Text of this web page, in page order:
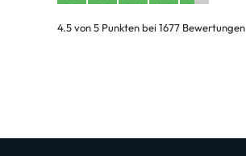
4.5 von 5 Punkten bei 1677 Bewertungen